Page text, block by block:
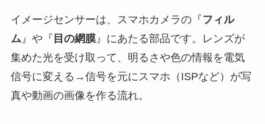
イメージセンサーは、スマホカメラの『 フィル
ム』や『 目の網膜』にあたる部品です。レンズが
集めた光を受け取って、明るさや色の情報を電気
信号に変える→信号を元にスマホ（ISPなど）が写
真や動画の画像を作る流れ。